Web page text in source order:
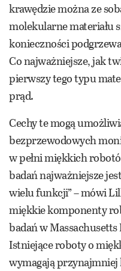
krawędzie można ze
molekularne materiału
konieczności
Co najważniejsze, jak
pierwszy tego typu
prąd.
Cechy te mogą
bezprzewodowych
w pełni miękkich
badań najważniejsze
wielu funkcji” – mówi
miękkie komponenty
badań w
Istniejące roboty o
wymagają